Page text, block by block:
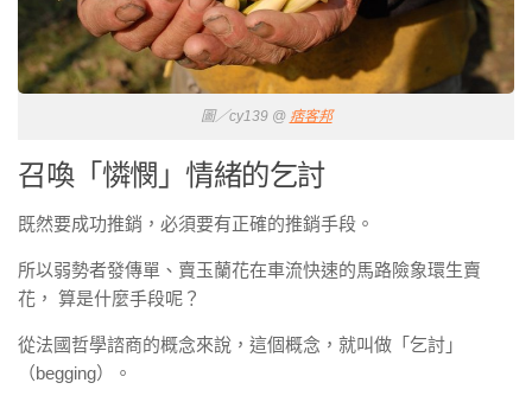
圖／cy139 @ 痞客邦
召喚「憐憫」情緒的乞討
既然要成功推銷，必須要有正確的推銷手段。
所以弱勢者發傳單、賣玉蘭花在車流快速的馬路險象環生賣
花， 算是什麼手段呢？
從法國哲學諮商的概念來說，這個概念，就叫做「乞討」
（begging）。